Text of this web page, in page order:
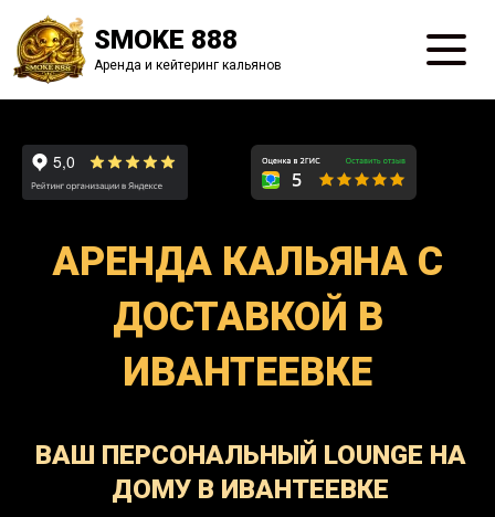
SMOKE 888
Аренда и кейтеринг кальянов
АРЕНДА КАЛЬЯНА С
ДОСТАВКОЙ В
ИВАНТЕЕВКЕ
ВАШ ПЕРСОНАЛЬНЫЙ LOUNGE НА
ДОМУ В ИВАНТЕЕВКЕ